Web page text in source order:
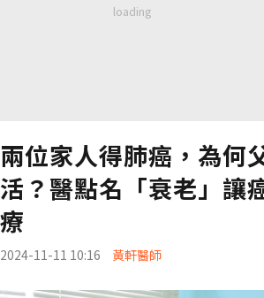
兩位家人得肺癌，為何
活？醫點名「衰老」讓
療
2024-11-11 10:16 黃軒醫師